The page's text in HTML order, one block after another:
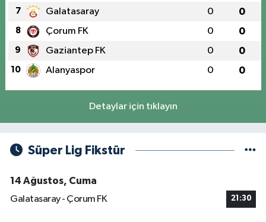
7 Galatasaray 0 0
8 Çorum FK 0 0
9 Gaziantep FK 0 0
10 Alanyaspor 0 0
Detaylar için tıklayın
Süper Lig Fikstür
14 Ağustos, Cuma
Galatasaray - Çorum FK
21:30